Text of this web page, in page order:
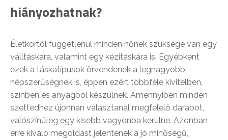
hiányozhatnak?
Életkortól függetlenül minden nőnek szüksége van egy
válltáskára, valamint egy kézitáskára is. Egyébként
ezek a táskatípusok örvendenek a legnagyobb
népszerűségnek is, éppen ezért többféle kivitelben,
színben és anyagból készülnek. Amennyiben minden
szettedhez újonnan választanál megfelelő darabot,
valószínűleg egy kisebb vagyonba kerülne. Azonban
erre kiváló megoldást jelentenek a jó minőségű,